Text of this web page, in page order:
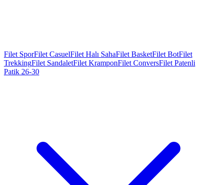
Filet SporFilet CasuelFilet Halı SahaFilet BasketFilet BotFilet
TrekkingFilet SandaletFilet KramponFilet ConversFilet Patenli
Patik 26-30